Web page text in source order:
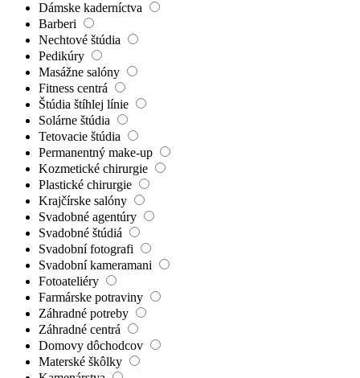
Dámske kaderníctva
Barberi
Nechtové štúdia
Pedikúry
Masážne salóny
Fitness centrá
Štúdia štíhlej línie
Solárne štúdia
Tetovacie štúdia
Permanentný make-up
Kozmetické chirurgie
Plastické chirurgie
Krajčírske salóny
Svadobné agentúry
Svadobné štúdiá
Svadobní fotografi
Svadobní kameramani
Fotoateliéry
Farmárske potraviny
Záhradné potreby
Záhradné centrá
Domovy dôchodcov
Materské škôlky